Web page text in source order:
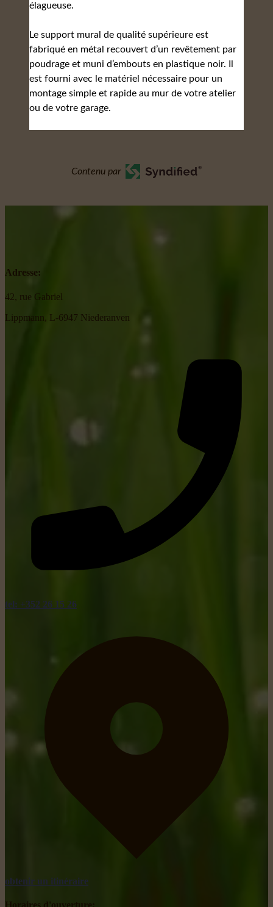
élagueuse.
Le support mural de qualité supérieure est
fabriqué en métal recouvert d’un revêtement par
poudrage et muni d’embouts en plastique noir. Il
est fourni avec le matériel nécessaire pour un
montage simple et rapide au mur de votre atelier
ou de votre garage.
Contenu par
Adresse:
42, rue Gabriel
Lippmann, L-6947 Niederanven
tel: +352 26 15 26
obtenir un itinéraire
Horaires d'ouverture: